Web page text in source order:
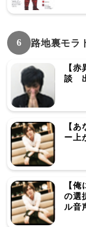
6 路地裏モラ
【
談
【
ー上
【
の選
ル音